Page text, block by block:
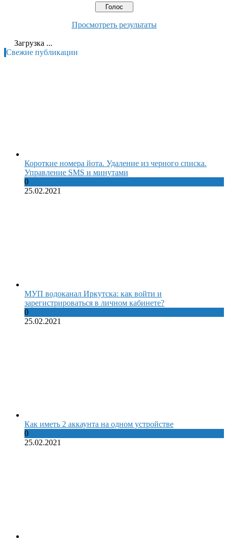
Просмотреть результаты
Загрузка ...
Свежие публикации
Короткие номера йота. Удаление из черного списка.
Управление SMS и минутами
0
25.02.2021
МУП водоканал Иркутска: как войти и
зарегистрироваться в личном кабинете?
0
25.02.2021
Как иметь 2 аккаунта на одном устройстве
0
25.02.2021